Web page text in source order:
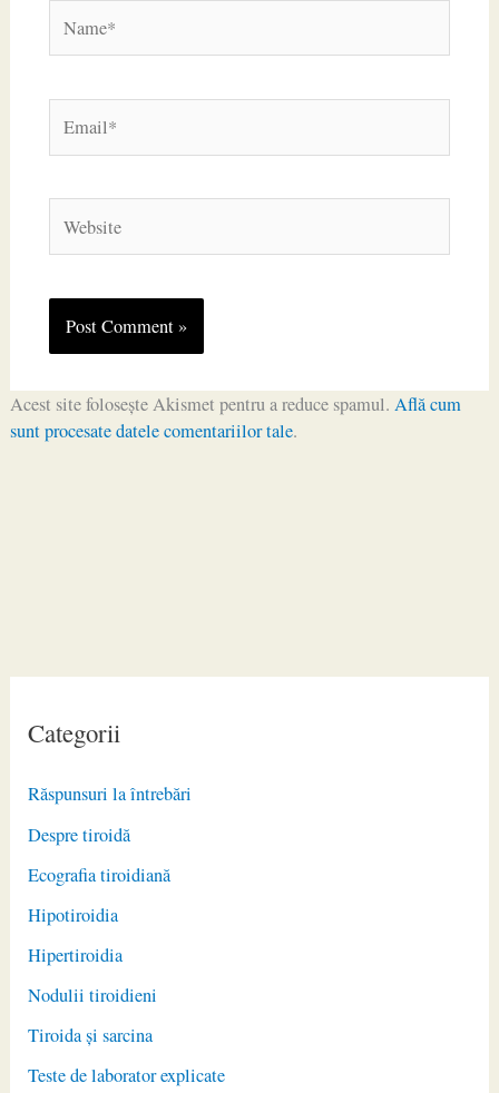
Categorii
Răspunsuri la întrebări
Despre tiroidă
Ecografia tiroidiană
Hipotiroidia
Hipertiroidia
Nodulii tiroidieni
Tiroida și sarcina
Teste de laborator explicate
Acest site folosește Akismet pentru a reduce spamul. Află cum
sunt procesate datele comentariilor tale.